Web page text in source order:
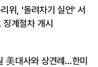
위, '돌려차기 실언' 서
징계절차 개시
美대사와 상견례…한미